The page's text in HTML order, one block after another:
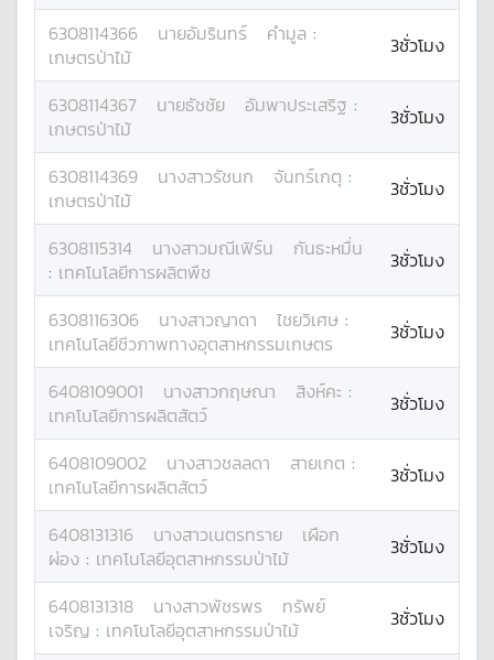
6308114366 นายอัมรินทร์ คำมูล :
เกษตรป่าไม้
3ชั่วโมง
6308114367 นายธัชชัย อัมพาประเสริฐ :
เกษตรป่าไม้
3ชั่วโมง
6308114369 นางสาวรัชนก จันทร์เกตุ :
เกษตรป่าไม้
3ชั่วโมง
6308115314 นางสาวมณีเฟิร์น
กันธะหมื่น
: เทคโนโลยีการผลิตพืช 3ชั่วโมง
6308116306 นางสาวญาดา ไชยวิเศษ :
เทคโนโลยีชีวภาพทางอุตสาหกรรมเกษตร
3ชั่วโมง
6408109001 นางสาวกฤษณา สิงห์คะ :
เทคโนโลยีการผลิตสัตว์
3ชั่วโมง
6408109002 นางสาวชลลดา สายเกต :
เทคโนโลยีการผลิตสัตว์
3ชั่วโมง
6408131316 นางสาวเนตรทราย
เผือก
ผ่อง : เทคโนโลยีอุตสาหกรรมป่าไม้ 3ชั่วโมง
6408131318 นางสาวพัชรพร
ทรัพย์
เจริญ : เทคโนโลยีอุตสาหกรรมป่าไม้ 3ชั่วโมง